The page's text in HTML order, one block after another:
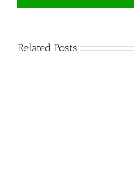
Related Posts